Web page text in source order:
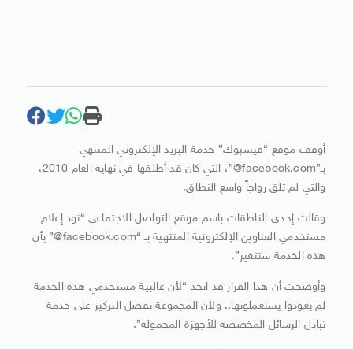
أوقف موقع “فيسبوك” خدمة البريد الإلكتروني المنتهي
بـ”facebook.com@”، التي كان قد أطلقها في نهاية العام 2010،
والتي لم تلق رواجاً واسع النطاق.
وقالت إحدى الناطقات باسم موقع التواصل الاجتماعي “نود إعلام
مستخدمي العناوين الإلكترونية المنتهية بـ “facebook.com@” بأن
هذه الخدمة ستتغير”.
وأوضحت أن هذا القرار قد اتخذ “لأن غالبية مستخدمي هذه الخدمة
لم يعودوا يستعملونها.. ولأن المجموعة تفضل التركيز على خدمة
تبادل الرسائل المخصصة للأجهزة المحمولة”.